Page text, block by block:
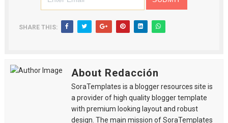
SHARE THIS:
About Redacción
SoraTemplates is a blogger resources site is
a provider of high quality blogger template
with premium looking layout and robust
design. The main mission of SoraTemplates